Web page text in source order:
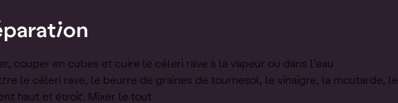
couper en cubes et cuire le céleri rave à la vapeur ou dans l'eau
le céleri rave, le beurre de graines de tournesol, le vinaigre, la moutarde,
haut et étroit. Mixer le tout